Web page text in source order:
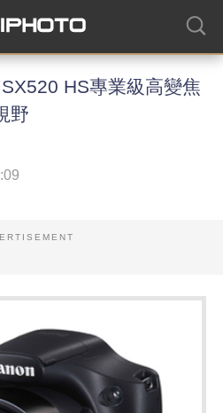
HS專業級高變焦
野